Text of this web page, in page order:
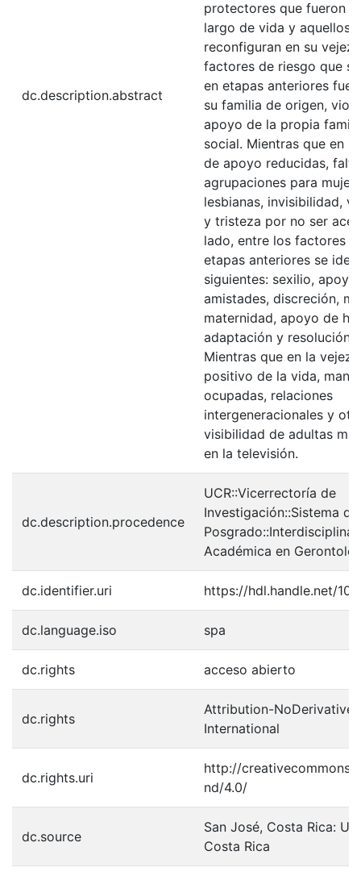
dc.description.abstract
protectores que fueron
largo de vida y aquellos
reconfiguran en su
factores de riesgo que
en etapas anteriores
su familia de origen,
apoyo de la propia
social. Mientras que en
de apoyo reducidas,
agrupaciones para
lesbianas, invisibilidad,
y tristeza por no ser
lado, entre los factores
etapas anteriores se
siguientes: sexilio,
amistades, discreción,
maternidad, apoyo de
adaptación y resolución
Mientras que en la vejez
positivo de la vida,
ocupadas, relaciones
intergeneracionales y
visibilidad de adultas
en la televisión.
dc.description.procedence
UCR::Vicerrectoría de
Investigación::Sistema
Académica en
dc.identifier.uri https://hdl.handle.net/
dc.language.iso spa
dc.rights acceso abierto
dc.rights
Attribution-
International
dc.rights.uri
http://
nd/4.0/
dc.source
San José, Costa Rica:
Costa Rica